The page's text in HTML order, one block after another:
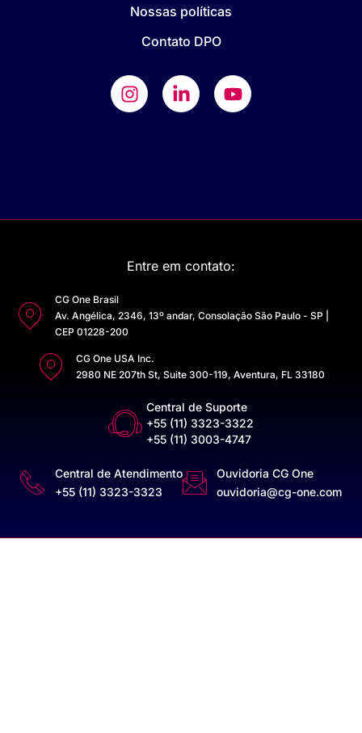
Nossas políticas
Contato DPO
Entre em contato:
CG One Brasil
Av. Angélica, 2346, 13º andar, Consolação São Paulo - SP |
CEP 01228-200
CG One USA Inc.
2980 NE 207th St, Suite 300-119, Aventura, FL 33180
Central de Suporte
+55 (11) 3323-3322
+55 (11) 3003-4747
Central de Atendimento
+55 (11) 3323-3323
Ouvidoria CG One
ouvidoria@cg-one.com